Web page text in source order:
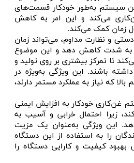
سیستم به‌طور خودکار قسمت‌های
می‌کند و این امر به کاهش
زمان کمک می‌کند.
و نظارت مداوم، می‌تواند زمان
به شدت کاهش دهد و این موضوع
تا تمرکز بیشتری بر روی تولید و
باشند. این ویژگی به‌ویژه در
که نیاز به عملکرد مستمر دارند،
غن‌کاری خودکار به افزایش ایمنی
زیرا احتمال خرابی و آسیب به
این ویژگی به‌عنوان یک مزیت
را به استفاده از این دستگاه
بهبود کیفیت و کارایی دستگاه را